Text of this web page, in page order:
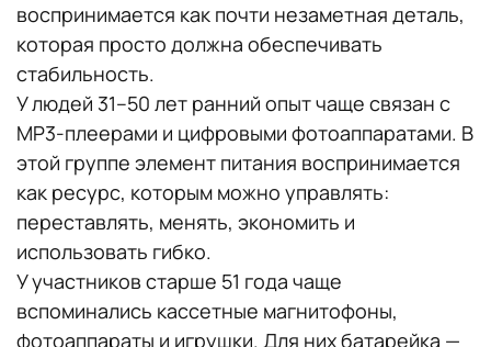
воспринимается как почти незаметная деталь,
которая просто должна обеспечивать
стабильность.
У людей 31–50 лет ранний опыт чаще связан с
MP3-плеерами и цифровыми фотоаппаратами. В
этой группе элемент питания воспринимается
как ресурс, которым можно управлять:
переставлять, менять, экономить и
использовать гибко.
У участников старше 51 года чаще
вспоминались кассетные магнитофоны,
фотоаппараты и игрушки. Для них батарейка —